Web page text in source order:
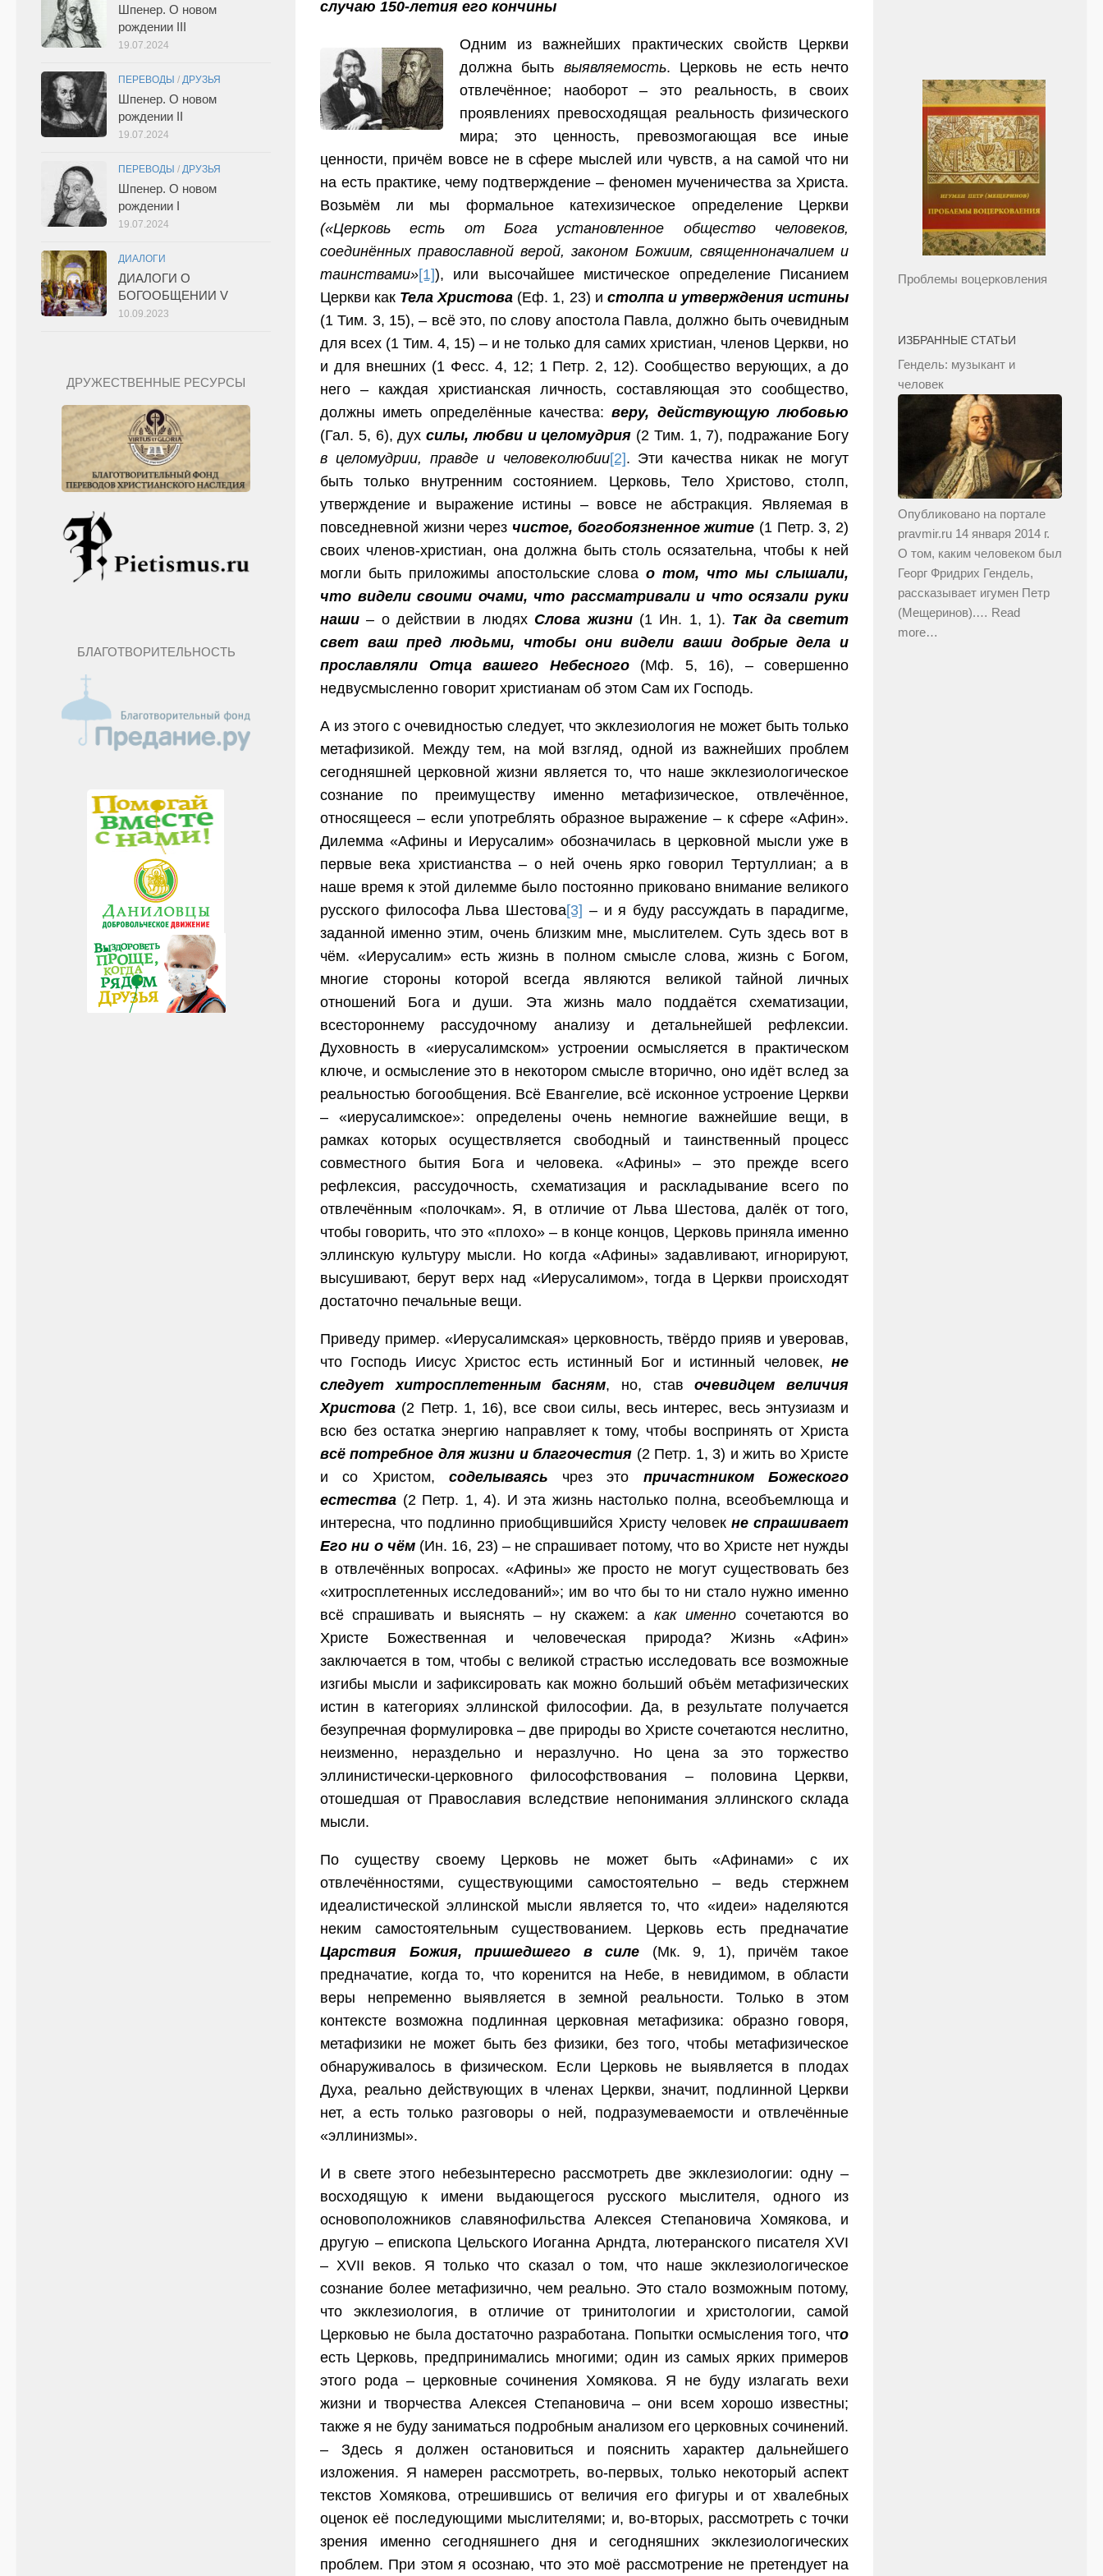
случаю 150-летия его кончины
Одним из важнейших практических свойств Церкви
должна быть выявляемость. Церковь не есть нечто
отвлечённое; наоборот – это реальность, в своих
проявлениях превосходящая реальность физического
мира; это ценность, превозмогающая все иные
ценности, причём вовсе не в сфере мыслей или чувств, а на самой что ни
на есть практике, чему подтверждение – феномен мученичества за Христа.
Возьмём ли мы формальное катехизическое определение Церкви
(«Церковь есть от Бога установленное общество человеков,
соединённых православной верой, законом Божиим, священноначалием и
таинствами»[1]), или высочайшее мистическое определение Писанием
Церкви как Тела Христова (Еф. 1, 23) и столпа и утверждения истины
(1 Тим. 3, 15), – всё это, по слову апостола Павла, должно быть очевидным
для всех (1 Тим. 4, 15) – и не только для самих христиан, членов Церкви, но
и для внешних (1 Фесс. 4, 12; 1 Петр. 2, 12). Сообщество верующих, а до
него – каждая христианская личность, составляющая это сообщество,
должны иметь определённые качества:веру, действующую любовью
(Гал. 5, 6), духсилы, любви и целомудрия (2 Тим. 1, 7), подражание Богу
в целомудрии, правде и человеколюбии[2]. Эти качества никак не могут
быть только внутренним состоянием. Церковь, Тело Христово, столп,
утверждение и выражение истины – вовсе не абстракция. Являемая в
повседневной жизни через чистое, богобоязненное житие (1 Петр. 3, 2)
своих членов-христиан, она должна быть столь осязательна, чтобы к ней
могли быть приложимы апостольские слова о том, что мы слышали,
что видели своими очами, что рассматривали и что осязали руки
наши – о действии в людях Слова жизни(1 Ин. 1, 1). Так да светит
свет ваш пред людьми, чтобы они видели ваши добрые дела и
прославляли Отца вашего Небесного(Мф. 5, 16), – совершенно
недвусмысленно говорит христианам об этом Сам их Господь.
А из этого с очевидностью следует, что экклезиология не может быть только
метафизикой. Между тем, на мой взгляд, одной из важнейших проблем
сегодняшней церковной жизни является то, что наше экклезиологическое
сознание по преимуществу именно метафизическое, отвлечённое,
относящееся – если употреблять образное выражение – к сфере «Афин».
Дилемма «Афины и Иерусалим» обозначилась в церковной мысли уже в
первые века христианства – о ней очень ярко говорил Тертуллиан; а в
наше время к этой дилемме было постоянно приковано внимание великого
русского философа Льва Шестова[3] – и я буду рассуждать в парадигме,
заданной именно этим, очень близким мне, мыслителем. Суть здесь вот в
чём. «Иерусалим» есть жизнь в полном смысле слова, жизнь с Богом,
многие стороны которой всегда являются великой тайной личных
отношений Бога и души. Эта жизнь мало поддаётся схематизации,
всестороннему рассудочному анализу и детальнейшей рефлексии.
Духовность в «иерусалимском» устроении осмысляется в практическом
ключе, и осмысление это в некотором смысле вторично, оно идёт вслед за
реальностью богообщения. Всё Евангелие, всё исконное устроение Церкви
– «иерусалимское»: определены очень немногие важнейшие вещи, в
рамках которых осуществляется свободный и таинственный процесс
совместного бытия Бога и человека. «Афины» – это прежде всего
рефлексия, рассудочность, схематизация и раскладывание всего по
отвлечённым «полочкам». Я, в отличие от Льва Шестова, далёк от того,
чтобы говорить, что это «плохо» – в конце концов, Церковь приняла именно
эллинскую культуру мысли. Но когда «Афины» задавливают, игнорируют,
высушивают, берут верх над «Иерусалимом», тогда в Церкви происходят
достаточно печальные вещи.
Приведу пример. «Иерусалимская» церковность, твёрдо прияв и уверовав,
что Господь Иисус Христос есть истинный Бог и истинный человек, не
следует хитросплетенным басням, но, ставочевидцем величия
Христова (2 Петр. 1, 16), все свои силы, весь интерес, весь энтузиазм и
всю без остатка энергию направляет к тому, чтобы воспринять от Христа
всё потребное для жизни и благочестия (2 Петр. 1, 3) и жить во Христе
и со Христом, соделываясь чрез это причастником Божеского
естества (2 Петр. 1, 4). И эта жизнь настолько полна, всеобъемлюща и
интересна, что подлинно приобщившийся Христу человек не спрашивает
Его ни о чём(Ин. 16, 23) – не спрашивает потому, что во Христе нет нужды
в отвлечённых вопросах. «Афины» же просто не могут существовать без
«хитросплетенных исследований»; им во что бы то ни стало нужно именно
всё спрашивать и выяснять – ну скажем: а как именно сочетаются во
Христе Божественная и человеческая природа? Жизнь «Афин»
заключается в том, чтобы с великой страстью исследовать все возможные
изгибы мысли и зафиксировать как можно больший объём метафизических
истин в категориях эллинской философии. Да, в результате получается
безупречная формулировка – две природы во Христе сочетаются неслитно,
неизменно, нераздельно и неразлучно. Но цена за это торжество
эллинистически-церковного философствования – половина Церкви,
отошедшая от Православия вследствие непонимания эллинского склада
мысли.
По существу своему Церковь не может быть «Афинами» с их
отвлечённостями, существующими самостоятельно – ведь стержнем
идеалистической эллинской мысли является то, что «идеи» наделяются
неким самостоятельным существованием. Церковь есть предначатие
Царствия Божия, пришедшего в силе (Мк. 9, 1), причём такое
предначатие, когда то, что коренится на Небе, в невидимом, в области
веры непременно выявляется в земной реальности. Только в этом
контексте возможна подлинная церковная метафизика: образно говоря,
метафизики не может быть без физики, без того, чтобы метафизическое
обнаруживалось в физическом. Если Церковь не выявляется в плодах
Духа, реально действующих в членах Церкви, значит, подлинной Церкви
нет, а есть только разговоры о ней, подразумеваемости и отвлечённые
«эллинизмы».
И в свете этого небезынтересно рассмотреть две экклезиологии: одну –
восходящую к имени выдающегося русского мыслителя, одного из
основоположников славянофильства Алексея Степановича Хомякова, и
другую – епископа Цельского Иоганна Арндта, лютеранского писателя XVI
– XVII веков. Я только что сказал о том, что наше экклезиологическое
сознание более метафизично, чем реально. Это стало возможным потому,
что экклезиология, в отличие от тринитологии и христологии, самой
Церковью не была достаточно разработана. Попытки осмысления того, что
есть Церковь, предпринимались многими; один из самых ярких примеров
этого рода – церковные сочинения Хомякова. Я не буду излагать вехи
жизни и творчества Алексея Степановича – они всем хорошо известны;
также я не буду заниматься подробным анализом его церковных сочинений.
– Здесь я должен остановиться и пояснить характер дальнейшего
изложения. Я намерен рассмотреть, во-первых, только некоторый аспект
текстов Хомякова, отрешившись от величия его фигуры и от хвалебных
оценок её последующими мыслителями; и, во-вторых, рассмотреть с точки
зрения именно сегодняшнего дня и сегодняшних экклезиологических
проблем. При этом я осознаю, что это моё рассмотрение не претендует на
Шпенер. О новом
рождении III
19.07.2024
ПЕРЕВОДЫ / ДРУЗЬЯ
Шпенер. О новом
рождении II
19.07.2024
ПЕРЕВОДЫ / ДРУЗЬЯ
Шпенер. О новом
рождении I
19.07.2024
ДИАЛОГИ
ДИАЛОГИ О
БОГООБЩЕНИИ V
10.09.2023
ДРУЖЕСТВЕННЫЕ РЕСУРСЫ
БЛАГОТВОРИТЕЛЬНОСТЬ
Проблемы воцерковления
ИЗБРАННЫЕ СТАТЬИ
Гендель: музыкант и
человек
Опубликовано на портале
pravmir.ru 14 января 2014 г.
О том, каким человеком был
Георг Фридрих Гендель,
рассказывает игумен Петр
(Мещеринов).… Read
more…